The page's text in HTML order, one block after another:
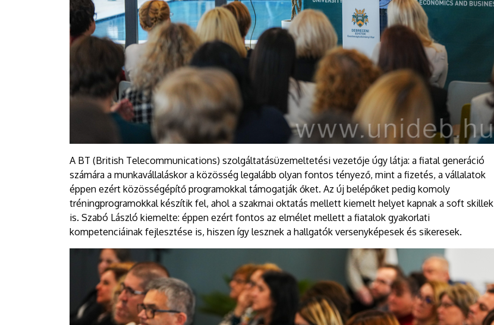
A BT (British Telecommunications) szolgáltatásüzemeltetési vezetője úgy látja: a fiatal generáció
számára a munkavállaláskor a közösség legalább olyan fontos tényező, mint a fizetés, a vállalatok
éppen ezért közösségépítő programokkal támogatják őket. Az új belépőket pedig komoly
tréningprogramokkal készítik fel, ahol a szakmai oktatás mellett kiemelt helyet kapnak a soft skillek
is. Szabó László kiemelte: éppen ezért fontos az elmélet mellett a fiatalok gyakorlati
kompetenciáinak fejlesztése is, hiszen így lesznek a hallgatók versenyképesek és sikeresek.